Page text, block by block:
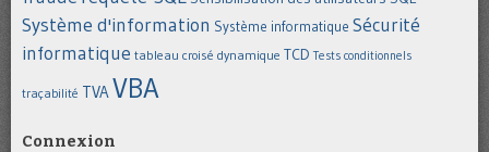
Système d'information Système informatique Sécurité
informatique tableau croisé dynamique TCD Tests conditionnels
traçabilité TVAVBA
Connexion